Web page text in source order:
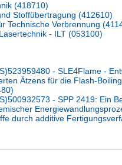
(418710)
Stoffübertragung (412610)
Technische Verbrennung
- ILT (053100)
- SLE4Flame -
Ätzens für die Flash-
- SPP 2419: Ein
durch additive